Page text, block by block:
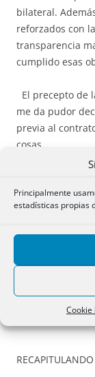
Principalmente
estadísticas propias
Cookie
bilateral.
reforzados con
transparencia
cumplido esas
El precepto de
me da pudor
previa al
cosas.
Siendo el
en mora al
comprometido a
del deudor,
legales de todo
del art. 1100 y
arts.85.5 y87.1
RECAPITULANDO